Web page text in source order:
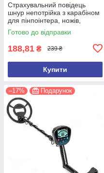
Страхувальний повідець
шнур непотрійка з карабіном
для пінпоінтера, ножів,
ліхтарів, рацій, ключів
Готово до відправки
188,81 ₴ 239 ₴
Купити
–17% Подарунок